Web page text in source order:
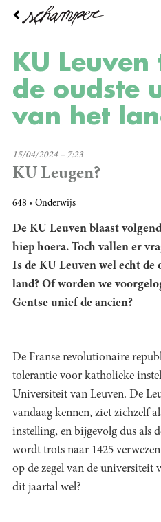
Overslaan
inhoud
KU Leuven toch niet
de oudste
van het
15/04/2024 – 7:23
KU Leugen?
648 Onderwijs
De KU Leuven blaast
hiep hoera. Toch vallen er
Is de KU Leuven wel echt
land? Of worden we
Gentse unief de ancien?
De Franse revolutionaire
tolerantie voor katholieke
Universiteit van Leuven. De
vandaag kennen, ziet zichzelf
instelling, en bijgevolg dus als
wordt trots naar 1425
op de zegel van de universiteit
dit jaartal wel?